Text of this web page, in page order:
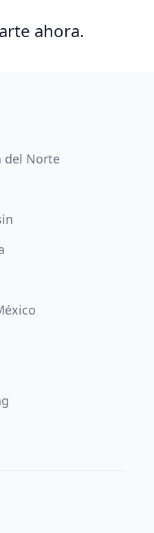
ahora.
del Norte